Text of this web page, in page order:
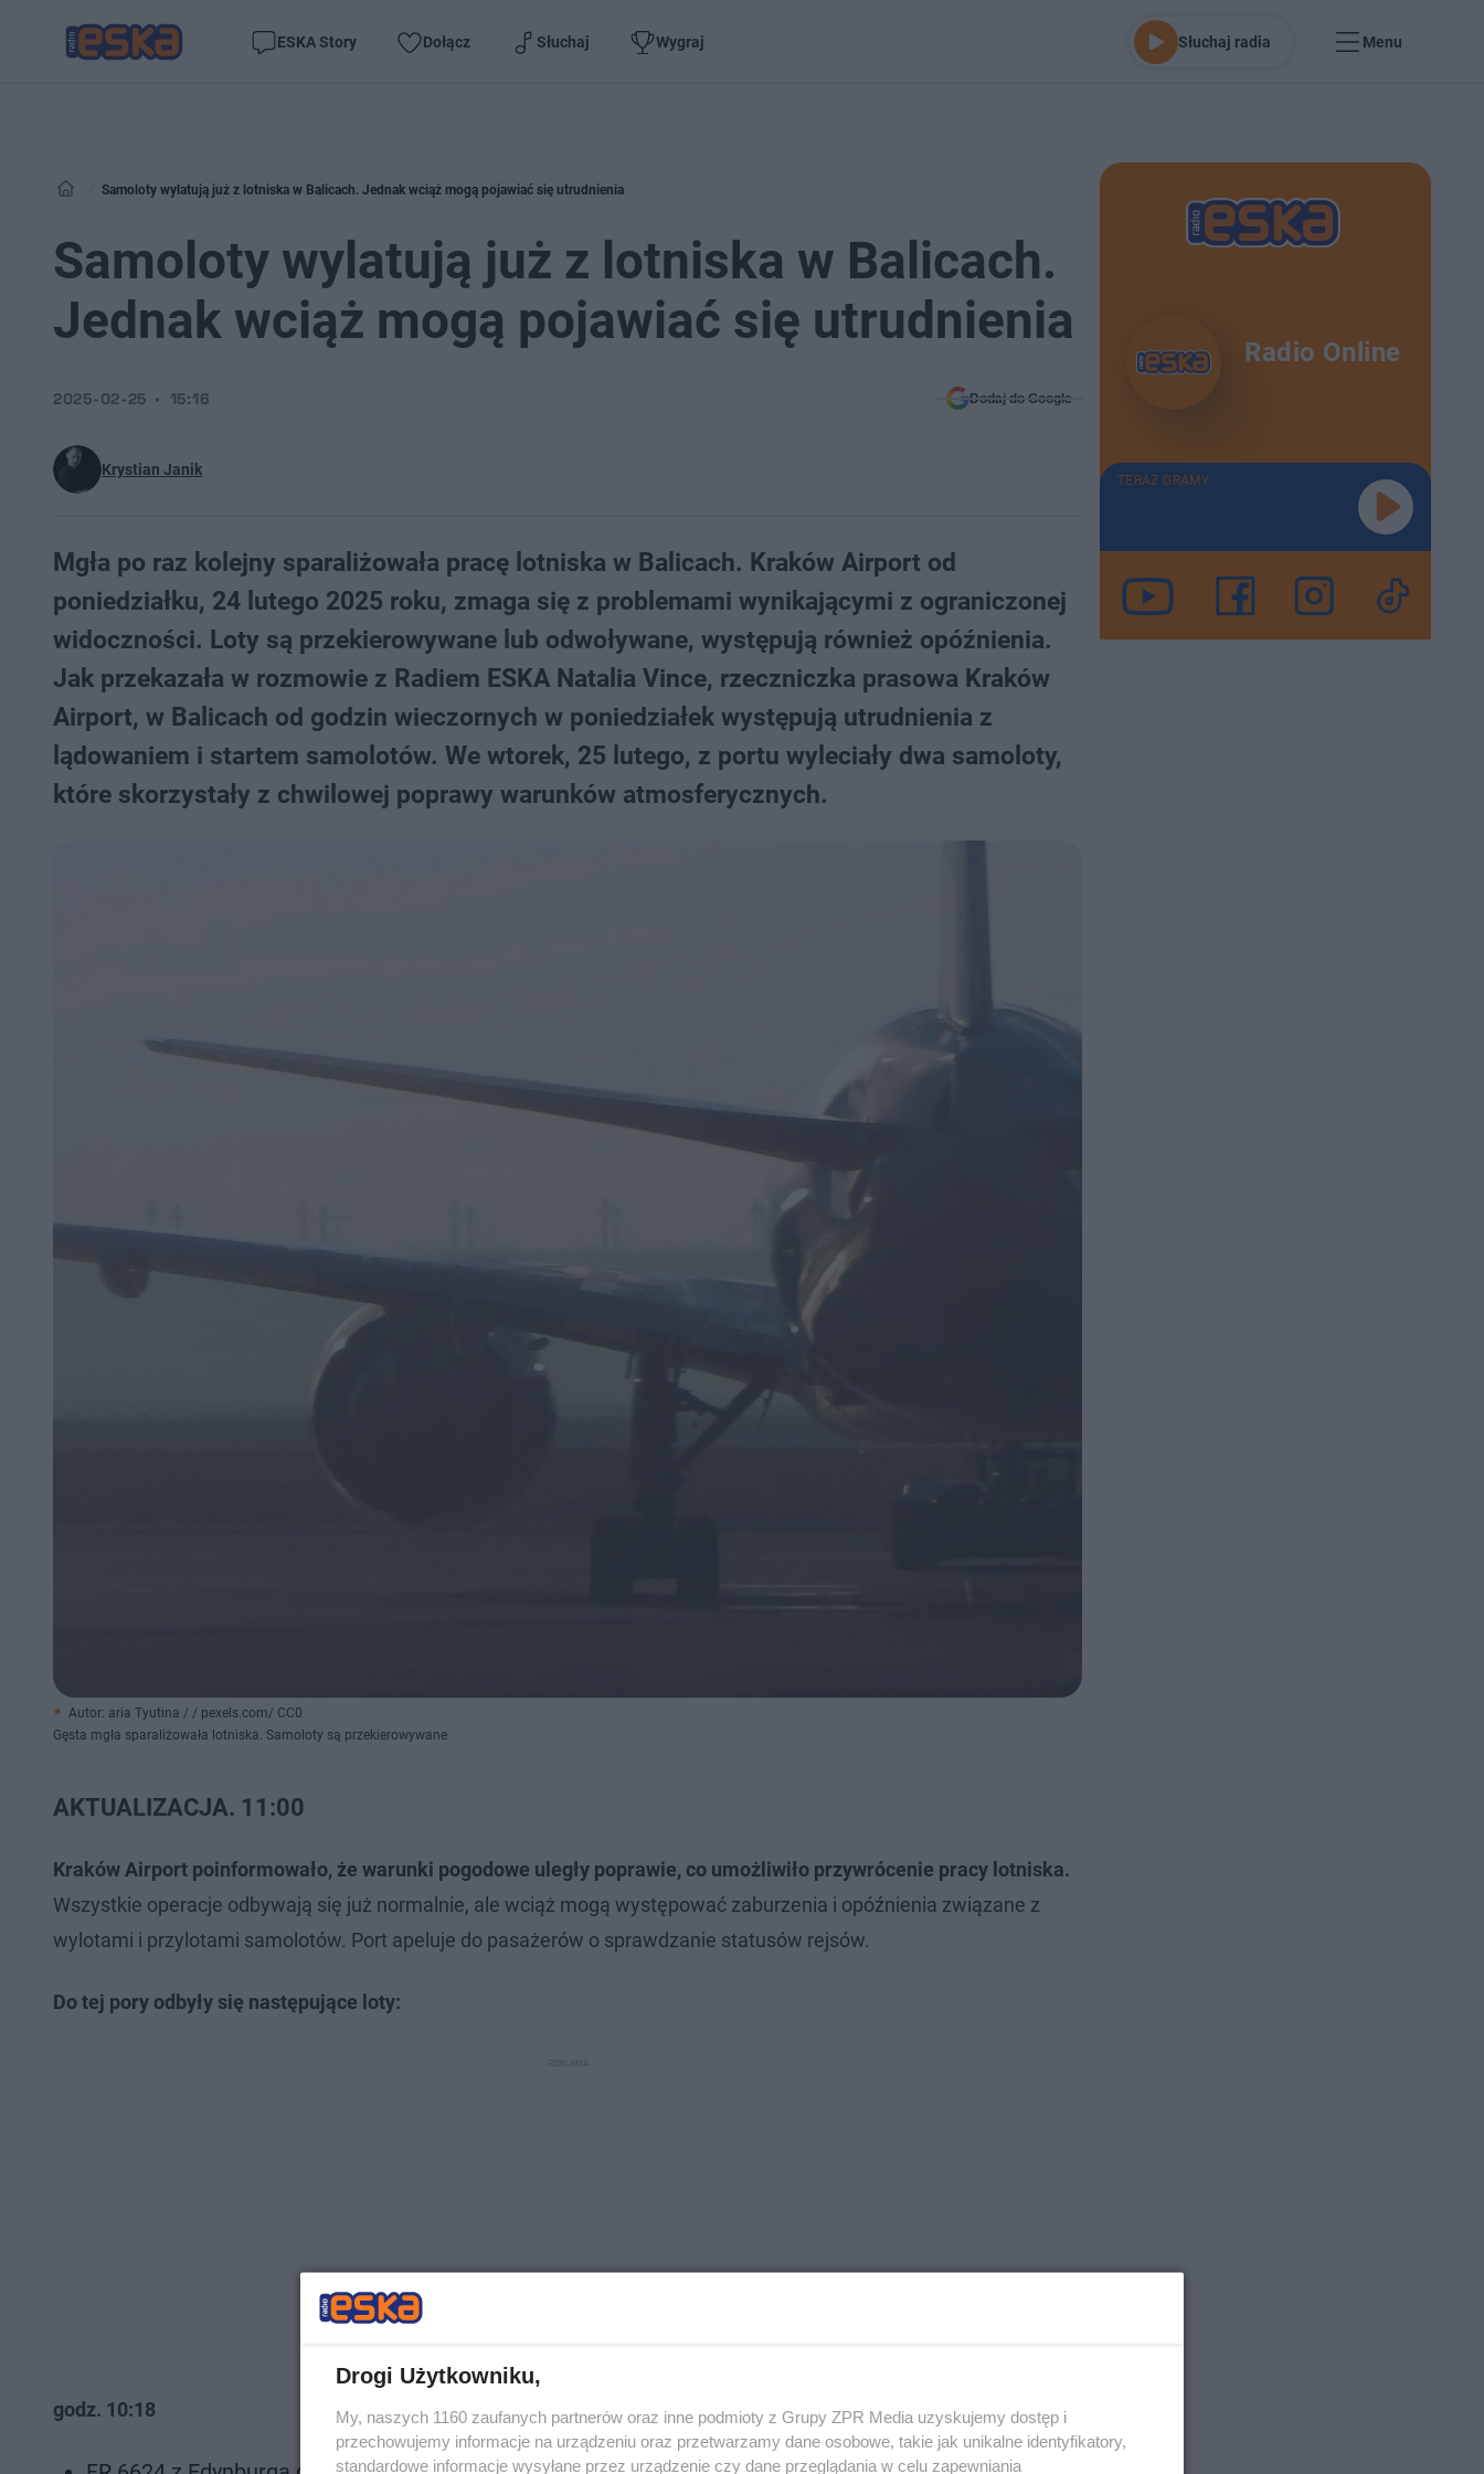
ESKA Story Dołącz Słuchaj Wygraj Słuchaj radia Menu
Samoloty wylatują już z lotniska w Balicach. Jednak wciąż mogą pojawiać się utrudnienia
Samoloty wylatują już z lotniska w Balicach.
Jednak wciąż mogą pojawiać się utrudnienia
Krystian Janik
2025-02-25 15:16 Dodaj do Google
Mgła po raz kolejny sparaliżowała pracę lotniska w Balicach. Kraków Airport od
poniedziałku, 24 lutego 2025 roku, zmaga się z problemami wynikającymi z ograniczonej
widoczności. Loty są przekierowywane lub odwoływane, występują również opóźnienia.
Jak przekazała w rozmowie z Radiem ESKA Natalia Vince, rzeczniczka prasowa Kraków
Airport, w Balicach od godzin wieczornych w poniedziałek występują utrudnienia z
lądowaniem i startem samolotów. We wtorek, 25 lutego, z portu wyleciały dwa samoloty,
które skorzystały z chwilowej poprawy warunków atmosferycznych.
Autor: aria Tyutina / / pexels.com/ CC0
Gęsta mgła sparaliżowała lotniska. Samoloty są przekierowywane
AKTUALIZACJA. 11:00
Kraków Airport poinformowało, że warunki pogodowe uległy poprawie, co umożliwiło przywrócenie pracy lotniska.
Wszystkie operacje odbywają się już normalnie, ale wciąż mogą występować zaburzenia i opóźnienia związane z
wylotami i przylotami samolotów. Port apeluje do pasażerów o sprawdzanie statusów rejsów.
Do tej pory odbyły się następujące loty:
godz. 10:18
Radio Online
TERAZ GRAMY
Drogi Użytkowniku,
My, naszych 1160 zaufanych partnerów oraz inne podmioty z Grupy ZPR Media uzyskujemy dostęp i
przechowujemy informacje na urządzeniu oraz przetwarzamy dane osobowe, takie jak unikalne identyfikatory,
standardowe informacje wysyłane przez urządzenie czy dane przeglądania w celu zapewniania